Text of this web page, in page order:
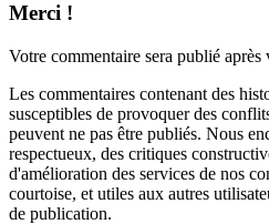
Merci !
Votre commentaire sera publié
Les commentaires contenant des
susceptibles de provoquer des
peuvent ne pas être publiés. Nous
respectueux, des critiques
d'amélioration des services de nos
courtoise, et utiles aux autres
de publication.